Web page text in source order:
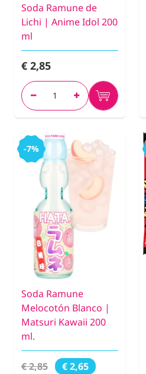
Soda Ramune de
Lichi | Anime Idol 200
ml
€ 2,85
-7%
Soda Ramune
Melocotón Blanco |
Matsuri Kawaii 200
ml.
€ 2,85 € 2,65